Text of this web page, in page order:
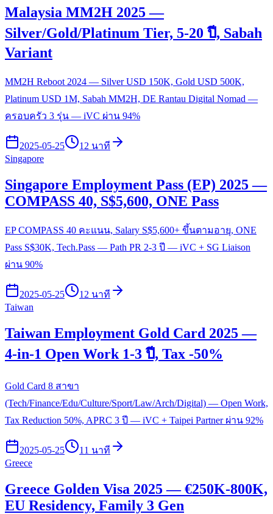
Malaysia MM2H 2025 —
Silver/Gold/Platinum Tier, 5-20 ปี, Sabah
Variant
MM2H Reboot 2024 — Silver USD 150K, Gold USD 500K,
Platinum USD 1M, Sabah MM2H, DE Rantau Digital Nomad —
ครอบครัว 3 รุ่น — iVC ผ่าน 94%
2025-05-25
12 นาที
Singapore
Singapore Employment Pass (EP) 2025 —
COMPASS 40, S$5,600, ONE Pass
EP COMPASS 40 คะแนน, Salary S$5,600+ ขึ้นตามอายุ, ONE
Pass S$30K, Tech.Pass — Path PR 2-3 ปี — iVC + SG Liaison
ผ่าน 90%
2025-05-25
12 นาที
Taiwan
Taiwan Employment Gold Card 2025 —
4-in-1 Open Work 1-3 ปี, Tax -50%
Gold Card 8 สาขา
(Tech/Finance/Edu/Culture/Sport/Law/Arch/Digital) — Open Work,
Tax Reduction 50%, APRC 3 ปี — iVC + Taipei Partner ผ่าน 92%
2025-05-25
11 นาที
Greece
Greece Golden Visa 2025 — €250K-800K,
EU Residency, Family 3 Gen